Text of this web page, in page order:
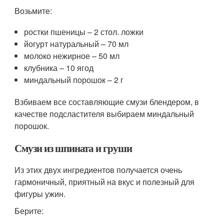
Возьмите:
ростки пшеницы – 2 стол. ложки
йогурт натуральный – 70 мл
молоко нежирное – 50 мл
клубника – 10 ягод
миндальный порошок – 2 г
Взбиваем все составляющие смузи блендером, в
качестве подсластителя выбираем миндальный
порошок.
Смузи из шпината и груши
Из этих двух ингредиентов получается очень
гармоничный, приятный на вкус и полезный для
фигуры ужин.
Берите: